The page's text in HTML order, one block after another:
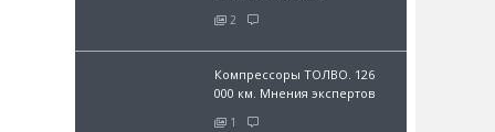
2
Компрессоры ТОЛВО. 126
000 км. Мнения экспертов
1